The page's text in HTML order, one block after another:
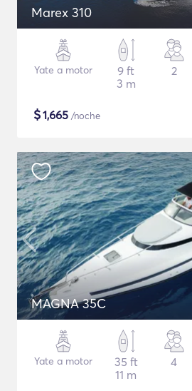
Marex 310
Yate a motor
9 ft
3 m
2
$1,665 /noche
MAGNA 35C
Yate a motor
35 ft
11 m
4